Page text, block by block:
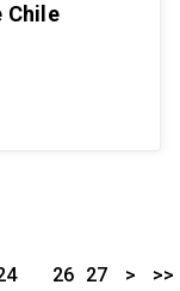
Chile
26 27 > >>